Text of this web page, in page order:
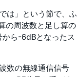
は」という節で、ふ
の周波数と足し算の
ら-6dBとなったス
数の無線通信信号